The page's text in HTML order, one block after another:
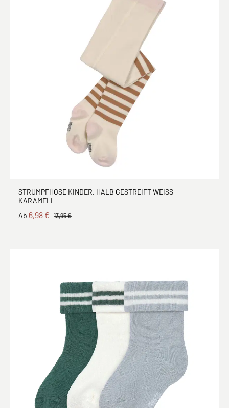
STRUMPFHOSE KINDER, HALB GESTREIFT WEISS K
ARAMELL
Ab 6,98 € 13,95 €